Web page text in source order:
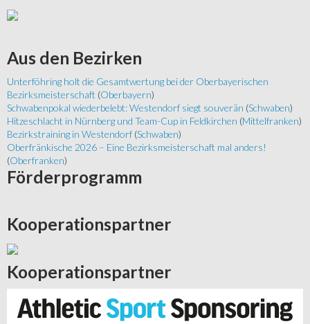
Aus den Bezirken
Unterföhring holt die Gesamtwertung bei der Oberbayerischen
Bezirksmeisterschaft (Oberbayern)
Schwabenpokal wiederbelebt: Westendorf siegt souverän (Schwaben)
Hitzeschlacht in Nürnberg und Team-Cup in Feldkirchen (Mittelfranken)
Bezirkstraining in Westendorf (Schwaben)
Oberfränkische 2026 – Eine Bezirksmeisterschaft mal anders!
(Oberfranken)
Förderprogramm
Kooperationspartner
Kooperationspartner